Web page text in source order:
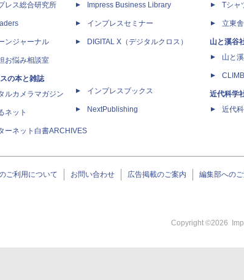
レス総合研究所
ンジャーナル
お悩み相談室
の本と雑誌
ルカメラマガジン
ネット
ーネット白書ARCHIVES
Impress Business Library
インプレスセミナー
DIGITAL X（デジタルクロス）
インプレスブックス
NextPublishing
Tシャ
立東舎
山と溪谷
山と
近代科学
近代
ご利用について お問い合わせ 広告掲載のご案内 編集部への
Copyright ©2026